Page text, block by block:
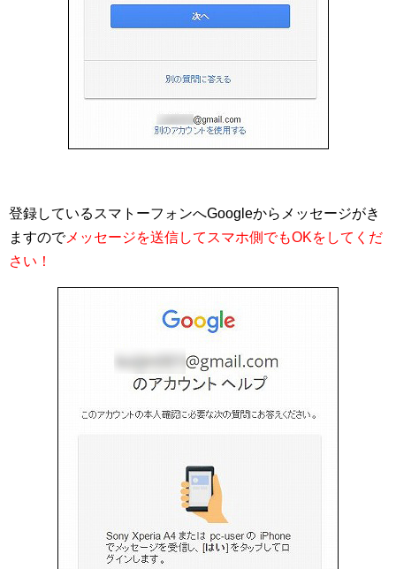
登録しているスマトーフォンへGoogleからメッセージがき
ますのでメッセージを送信してスマホ側でもOKをしてくだ
さい！